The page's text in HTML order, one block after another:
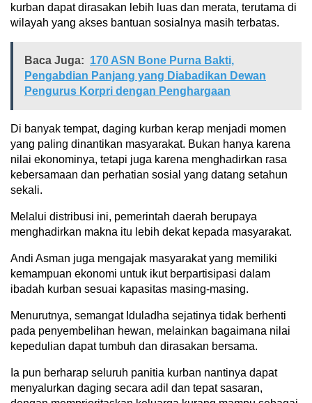
kurban dapat dirasakan lebih luas dan merata, terutama di
wilayah yang akses bantuan sosialnya masih terbatas.
Baca Juga: 170 ASN Bone Purna Bakti,
Pengabdian Panjang yang Diabadikan Dewan
Pengurus Korpri dengan Penghargaan
Di banyak tempat, daging kurban kerap menjadi momen
yang paling dinantikan masyarakat. Bukan hanya karena
nilai ekonominya, tetapi juga karena menghadirkan rasa
kebersamaan dan perhatian sosial yang datang setahun
sekali.
Melalui distribusi ini, pemerintah daerah berupaya
menghadirkan makna itu lebih dekat kepada masyarakat.
Andi Asman juga mengajak masyarakat yang memiliki
kemampuan ekonomi untuk ikut berpartisipasi dalam
ibadah kurban sesuai kapasitas masing-masing.
Menurutnya, semangat Iduladha sejatinya tidak berhenti
pada penyembelihan hewan, melainkan bagaimana nilai
kepedulian dapat tumbuh dan dirasakan bersama.
Ia pun berharap seluruh panitia kurban nantinya dapat
menyalurkan daging secara adil dan tepat sasaran,